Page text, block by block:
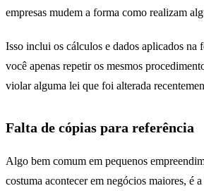
empresas mudem a forma como realizam
Isso inclui os cálculos e dados aplicados na
você apenas repetir os mesmos
violar alguma lei que foi alterada
Falta de cópias para referência
Algo bem comum em pequenos
costuma acontecer em negócios maiores, é